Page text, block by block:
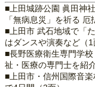
■上田城跡公園 眞田神
「無病息災」を祈る
■上田市 武石地域で「
はダンスや演奏など（1
■長野医療衛生専門学
祉・医療の専門士を紹
■上田市・信州国際音